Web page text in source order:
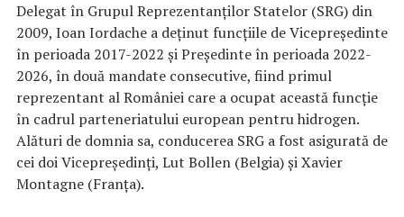
Delegat în Grupul Reprezentanților Statelor (SRG) din
2009, Ioan Iordache a deținut funcțiile de Vicepreședinte
în perioada 2017-2022 și Președinte în perioada 2022-
2026, în două mandate consecutive, fiind primul
reprezentant al României care a ocupat această funcție
în cadrul parteneriatului european pentru hidrogen.
Alături de domnia sa, conducerea SRG a fost asigurată de
cei doi Vicepreședinți, Lut Bollen (Belgia) și Xavier
Montagne (Franța).